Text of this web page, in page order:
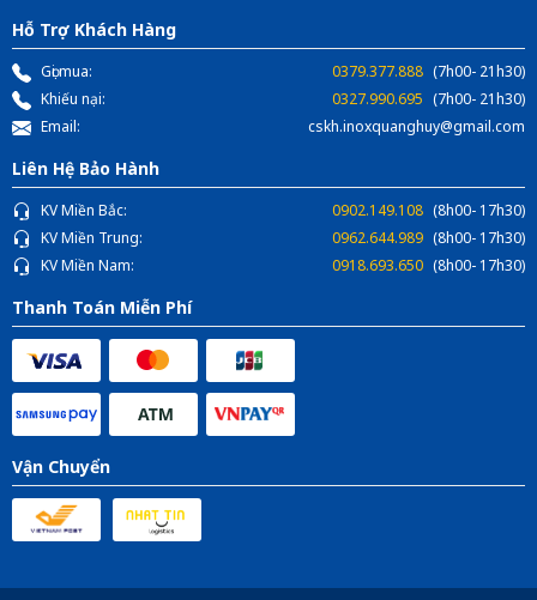
Hỗ Trợ Khách Hàng
Gọi mua: 0379.377.888 (7h00- 21h30)
Khiếu nại:
0327.990.695 (7h00- 21h30)
Email:
cskh.inoxquanghuy@gmail.com
Liên Hệ Bảo Hành
KV Miền Bắc: 0902.149.108 (8h00- 17h30)
KV Miền Trung:
0962.644.989 (8h00- 17h30)
KV Miền Nam:
0918.693.650 (8h00- 17h30)
Thanh Toán Miễn Phí
Vận Chuyển